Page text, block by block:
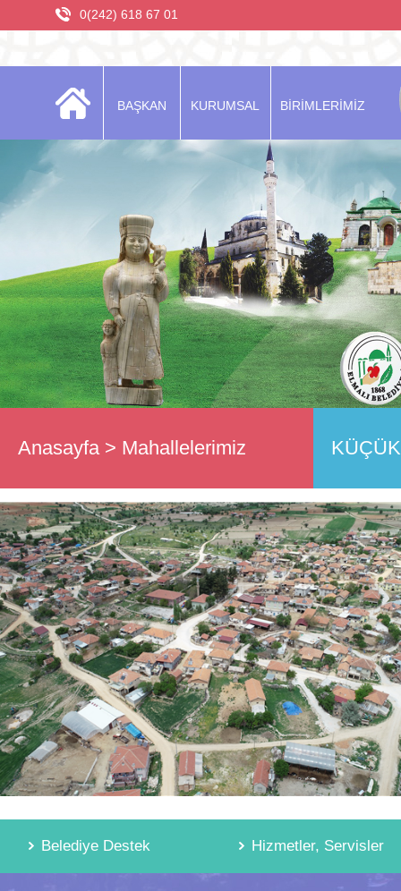
0(242) 618 67 01
BAŞKAN KURUMSAL BİRİMLERİMİZ
Anasayfa> Mahallelerimiz
Belediye Destek Hizmetler, Servisler